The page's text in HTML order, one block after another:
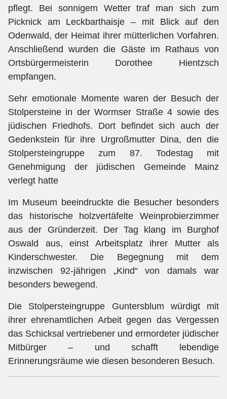
pflegt. Bei sonnigem Wetter traf man sich zum
Picknick am Leckbarthaisje – mit Blick auf den
Odenwald, der Heimat ihrer mütterlichen Vorfahren.
Anschließend wurden die Gäste im Rathaus von
Ortsbürgermeisterin Dorothee Hientzsch
empfangen.
Sehr emotionale Momente waren der Besuch der
Stolpersteine in der Wormser Straße 4 sowie des
jüdischen Friedhofs. Dort befindet sich auch der
Gedenkstein für ihre Urgroßmutter Dina, den die
Stolpersteingruppe zum 87. Todestag mit
Genehmigung der jüdischen Gemeinde Mainz
verlegt hatte
Im Museum beeindruckte die Besucher besonders
das historische holzvertäfelte Weinprobierzimmer
aus der Gründerzeit. Der Tag klang im Burghof
Oswald aus, einst Arbeitsplatz ihrer Mutter als
Kinderschwester. Die Begegnung mit dem
inzwischen 92-jährigen „Kind“ von damals war
besonders bewegend.
Die Stolpersteingruppe Guntersblum würdigt mit
ihrer ehrenamtlichen Arbeit gegen das Vergessen
das Schicksal vertriebener und ermordeter jüdischer
Mitbürger – und schafft lebendige
Erinnerungsräume wie diesen besonderen Besuch.